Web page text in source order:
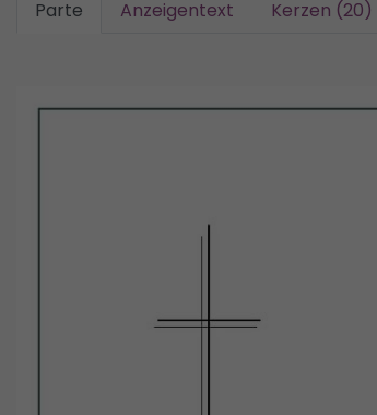
Parte Anzeigentext Kerzen (20)